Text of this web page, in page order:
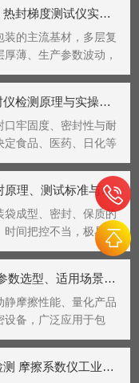
复合膜热封不良如何检测？热封梯度测试仪实操方案
的主流基材，多层复
薄、生产参数波动，
封口分层、密封性不稳
提前预判工艺隐患、
包装热封强度怎么测？热封仪检测原理与实操应用详解
口牢固度、密封性与耐
定食品、医药、日化等
性。封口热封强度不
漏、漏气、受潮变质等
封口品质，行业普遍采
2026热封仪选型指南：热封原理、测试标准与包装行业应用全解
袋成型、密封、保质的
时间把控不当，极易出
口渗漏等质量问题，造
，锁定热封工艺参2026 摩擦系数仪怎么选？参数选型、适用场景与行业应用详解
静摩擦性能、量化产品
设备，广泛应用于包
疗器械、纸品等多个工
景不匹配、检测数据
无纺布、纺织材料顺滑度检测 摩擦系数仪工业应用